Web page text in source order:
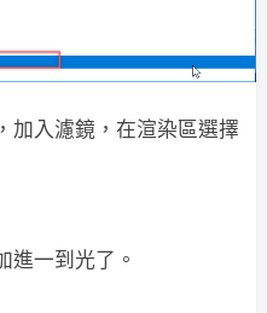
加入濾鏡，在渲染區選擇
進一到光了。